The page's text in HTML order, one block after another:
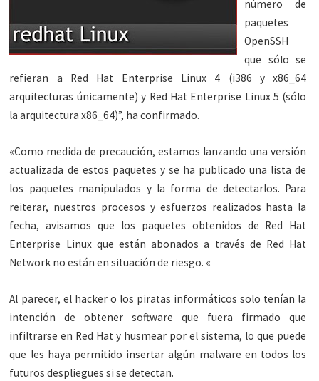
número de
paquetes
OpenSSH
que sólo se
refieran a Red Hat Enterprise Linux 4 (i386 y x86_64
arquitecturas únicamente) y Red Hat Enterprise Linux 5 (sólo
la arquitectura x86_64)”, ha confirmado.
«Como medida de precaución, estamos lanzando una versión
actualizada de estos paquetes y se ha publicado una lista de
los paquetes manipulados y la forma de detectarlos. Para
reiterar, nuestros procesos y esfuerzos realizados hasta la
fecha, avisamos que los paquetes obtenidos de Red Hat
Enterprise Linux que están abonados a través de Red Hat
Network no están en situación de riesgo. «
Al parecer, el hacker o los piratas informáticos solo tenían la
intención de obtener software que fuera firmado que
infiltrarse en Red Hat y husmear por el sistema, lo que puede
que les haya permitido insertar algún malware en todos los
futuros despliegues si se detectan.